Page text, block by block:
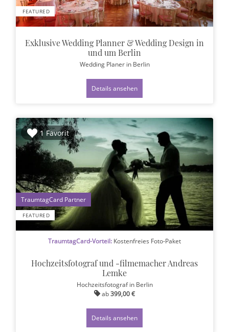
FEATURED
Exklusive Wedding Planner & Wedding Design in
und um Berlin
Wedding Planer in Berlin
Details ansehen
1 Favorit
FEATURED
1
TraumtagCard-Vorteil: Kostenfreies Foto-Paket
Hochzeitsfotograf und -filmemacher Andreas
Lemke
Hochzeitsfotografin Berlin
ab399,00 €
Details ansehen